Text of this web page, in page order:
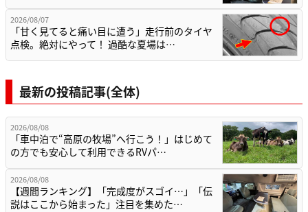
2026/08/07
「甘く見てると痛い目に遭う」走行前のタイヤ
点検。絶対にやって！ 過酷な夏場は…
最新の投稿記事(全体)
2026/08/08
「車中泊で“高原の牧場”へ行こう！」はじめて
の方でも安心して利用できるRVパ…
2026/08/08
【週間ランキング】「完成度がスゴイ…」「伝
説はここから始まった」注目を集めた…